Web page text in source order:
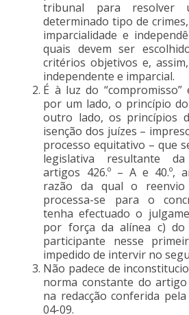
tribunal para resolver
determinado tipo de
imparcialidade e
quais devem ser
critérios objetivos e,
independente e imparcial.
É à luz do “compromisso”
por um lado, o princípio
outro lado, os princípios
isenção dos juízes –
processo equitativo – que
legislativa resultante
artigos 426.º – A e 40.º,
razão da qual o
processa-se para o
tenha efectuado o
por força da alínea c)
participante nesse
impedido de intervir no
Não padece de
norma constante do artigo
na redacção conferida
04-09.